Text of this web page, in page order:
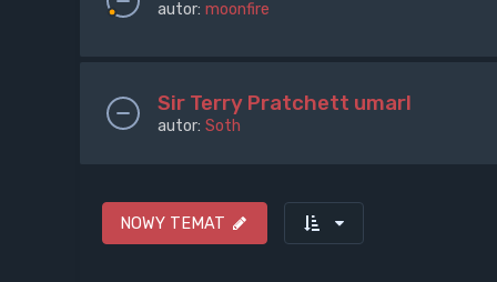
autor: moonfire
Sir Terry Pratchett umarl
autor: Soth
NOWY TEMAT